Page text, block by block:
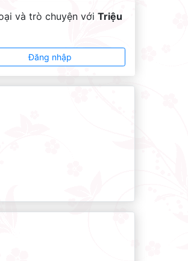
và trò chuyện với Triệu
Đăng nhập